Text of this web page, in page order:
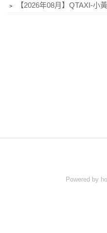
﹥ 【2026年08月】QTAXI-小
Powered by